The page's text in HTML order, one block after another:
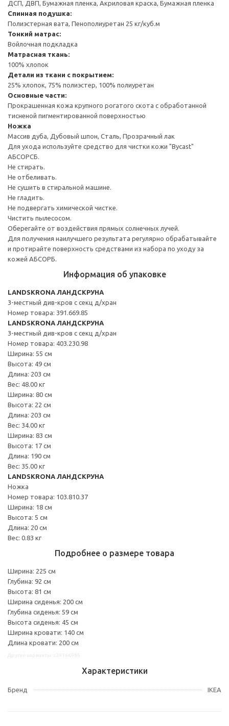
ДСП, ДВП, Бумажная пленка, Акриловая краска, Бумажная пленка
Спинная подушка:
Полиэстерная вата, Пенополиуретан 25 кг/куб.м
Тонкий матрас:
Войлочная подкладка
Матрасная ткань:
100% хлопок
Детали из ткани с покрытием:
25% хлопок, 75% полиэстер, 100% полиуретан
Основные части:
Прокрашенная кожа крупного рогатого скота с обработанной
тисненой пигментированной поверхностью
Ножка
Массив дуба, Дубовый шпон, Сталь, Прозрачный лак
Для ухода используйте средство для чистки кожи "Bycast"
АБСОРСБ.
Не стирать.
Не отбеливать.
Не сушить в стиральной машине.
Не гладить.
Не подвергать химической чистке.
Чистить пылесосом.
Оберегайте от воздействия прямых солнечных лучей.
Для получения наилучшего результата регулярно обрабатывайте
и протирайте поверхность средствами из набора по уходу за
кожей АБСОРБ.
Информация об упаковке
LANDSKRONA ЛАНДСКРУНА
3-местный див-кров с секц д/хран
Номер товара: 391.669.85
LANDSKRONA ЛАНДСКРУНА
3-местный див-кров с секц д/хран
Номер товара: 403.230.98
Ширина: 55 см
Высота: 49 см
Длина: 203 см
Вес: 48.00 кг
Ширина: 80 см
Высота: 22 см
Длина: 203 см
Вес: 34.00 кг
Ширина: 83 см
Высота: 17 см
Длина: 190 см
Вес: 35.00 кг
LANDSKRONA ЛАНДСКРУНА
Ножка
Номер товара: 103.810.37
Ширина: 18 см
Высота: 5 см
Длина: 20 см
Вес: 0.83 кг
Подробнее о размере товара
Ширина: 225 см
Глубина: 92 см
Высота: 81 см
Ширина сиденья: 200 см
Глубина сиденья: 59 см
Высота сиденья: 45 см
Ширина кровати: 140 см
Длина кровати: 200 см
Характеристики
Бренд IKEA